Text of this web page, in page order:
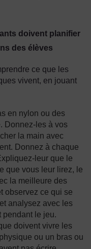
doivent planifier
des élèves
ce que les
vivent, en jouant
en nylon ou des
Donnez-les à vos
la main avec
Donnez à chaque
leur que le
que vous leur lirez, le
la meilleure des
observez ce qui se
analysez avec les
pendant le jeu.
doivent vivre les
ou un bras ou